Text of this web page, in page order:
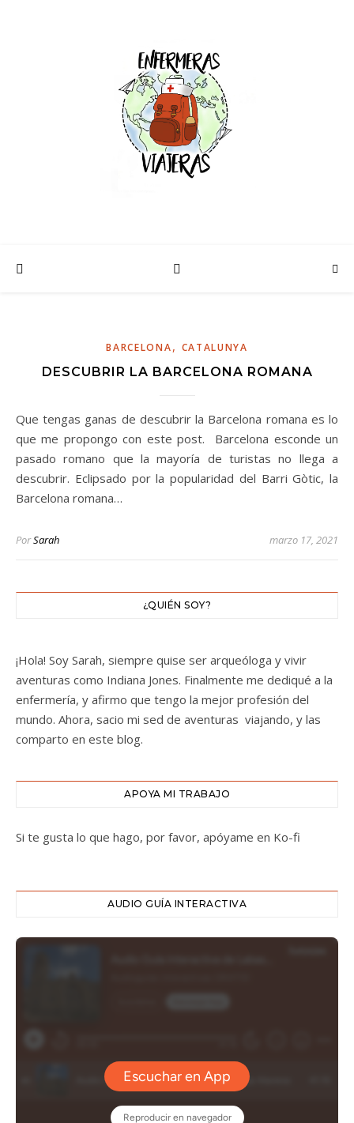
BARCELONA, CATALUNYA
DESCUBRIR LA BARCELONA ROMANA
Que tengas ganas de descubrir la Barcelona romana es lo
que me propongo con este post. Barcelona esconde un
pasado romano que la mayoría de turistas no llega a
descubrir. Eclipsado por la popularidad del Barri Gòtic, la
Barcelona romana…
PorSarah marzo 17, 2021
¿QUIÉN SOY?
¡Hola! Soy Sarah, siempre quise ser arqueóloga y vivir
aventuras como Indiana Jones. Finalmente me dediqué a la
enfermería, y afirmo que tengo la mejor profesión del
mundo. Ahora, sacio mi sed de aventuras viajando, y las
comparto en este blog.
APOYA MI TRABAJO
Si te gusta lo que hago, por favor, apóyame en Ko-fi
AUDIO GUÍA INTERACTIVA